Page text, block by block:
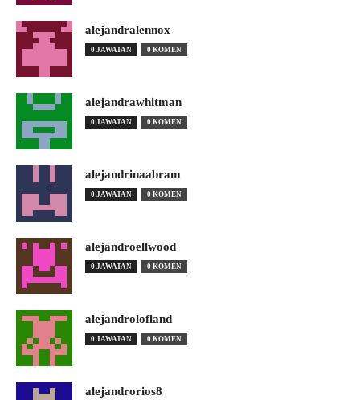
alejandralennox
0 JAWATAN 0 KOMEN
alejandrawhitman
0 JAWATAN 0 KOMEN
alejandrinaabram
0 JAWATAN 0 KOMEN
alejandroellwood
0 JAWATAN 0 KOMEN
alejandrolofland
0 JAWATAN 0 KOMEN
alejandrorios8